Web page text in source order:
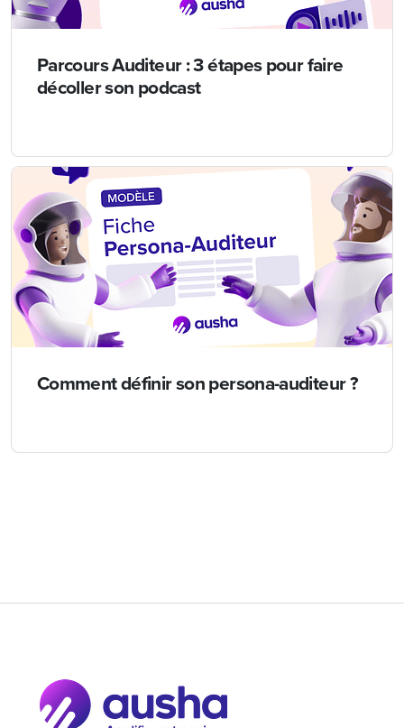
Parcours Auditeur : 3 étapes pour faire
décoller son podcast
Comment définir son persona-auditeur ?